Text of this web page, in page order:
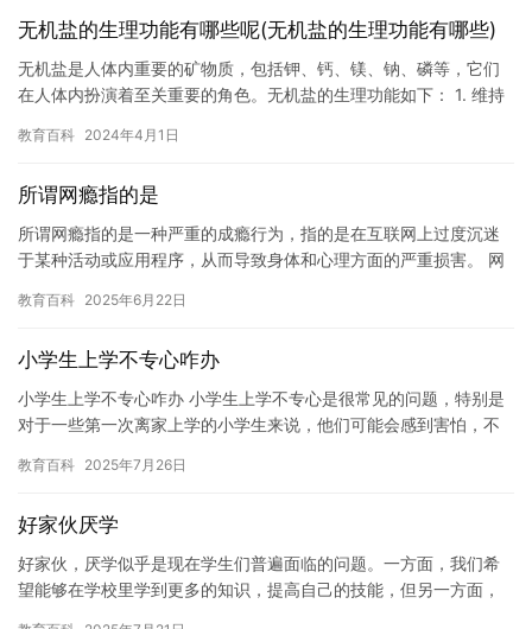
无机盐的生理功能有哪些呢(无机盐的生理功能有哪些)
无机盐是人体内重要的矿物质，包括钾、钙、镁、钠、磷等，它们
在人体内扮演着至关重要的角色。无机盐的生理功能如下： 1. 维持
教育百科 2024年4月1日
所谓网瘾指的是
所谓网瘾指的是一种严重的成瘾行为，指的是在互联网上过度沉迷
于某种活动或应用程序，从而导致身体和心理方面的严重损害。 网
动，包…
教育百科 2025年6月22日
小学生上学不专心咋办
小学生上学不专心咋办 小学生上学不专心是很常见的问题，特别是
对于一些第一次离家上学的小学生来说，他们可能会感到害怕，不
教育百科 2025年7月26日
好家伙厌学
好家伙，厌学似乎是现在学生们普遍面临的问题。一方面，我们希
望能够在学校里学到更多的知识，提高自己的技能，但另一方面，